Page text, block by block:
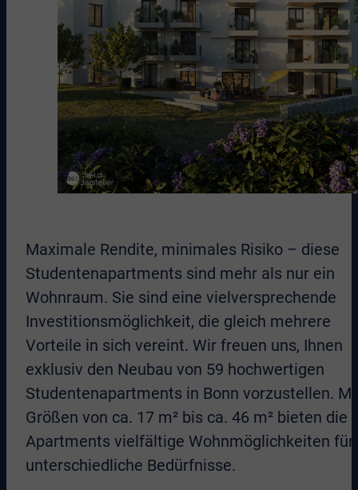
Maximale Rendite, minimales Risiko – diese
Studentenapartments sind mehr als nur ein
Wohnraum. Sie sind eine vielversprechende
Investitionsmöglichkeit, die gleich mehrere
Vorteile in sich vereint. Wir freuen uns, Ihnen
exklusiv den Neubau von 59 hochwertigen
Studentenapartments in Bonn vorzustellen.
Größen von ca. 17 m² bis ca. 46 m² bieten die
Apartments vielfältige Wohnmöglichkeiten für
unterschiedliche Bedürfnisse.